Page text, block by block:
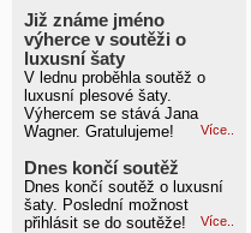
Již známe jméno
výherce v soutěži o
luxusní šaty
V lednu proběhla soutěž o
luxusní plesové šaty.
Výhercem se stává Jana
Wagner. Gratulujeme!
Více..
Dnes končí soutěž
Dnes končí soutěž o luxusní
šaty. Poslední možnost
přihlásit se do soutěže!
Více..